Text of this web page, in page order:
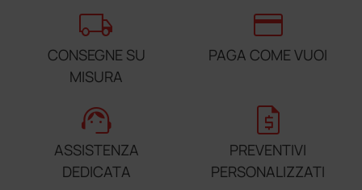
local_shipping
CONSEGNE SU
MISURA
credit_card
PAGA COME VUOI
support_agent
ASSISTENZA
DEDICATA
request_quote
PREVENTIVI
PERSONALIZZATI